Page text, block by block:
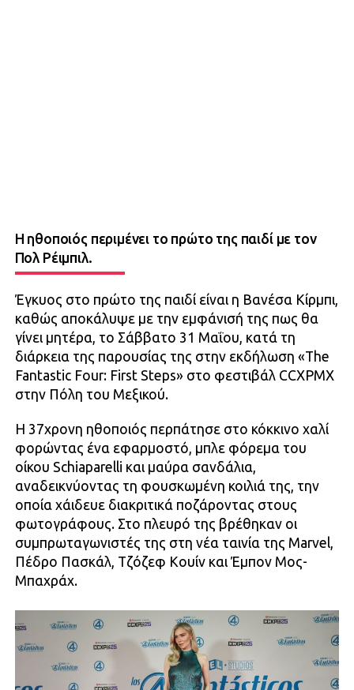
Η ηθοποιός περιμένει το πρώτο της παιδί με τον
Πολ Ρέιμπιλ.
Έγκυος στο πρώτο της παιδί είναι η Βανέσα Κίρμπι,
καθώς αποκάλυψε με την εμφάνισή της πως θα
γίνει μητέρα, το Σάββατο 31 Μαΐου, κατά τη
διάρκεια της παρουσίας της στην εκδήλωση «The
Fantastic Four: First Steps» στο φεστιβάλ CCXPMX
στην Πόλη του Μεξικού.
Η 37χρονη ηθοποιός περπάτησε στο κόκκινο χαλί
φορώντας ένα εφαρμοστό, μπλε φόρεμα του
οίκου Schiaparelli και μαύρα σανδάλια,
αναδεικνύοντας τη φουσκωμένη κοιλιά της, την
οποία χάιδευε διακριτικά ποζάροντας στους
φωτογράφους. Στο πλευρό της βρέθηκαν οι
συμπρωταγωνιστές της στη νέα ταινία της Marvel,
Πέδρο Πασκάλ, Τζόζεφ Κουίν και Έμπον Μος-
Μπαχράχ.